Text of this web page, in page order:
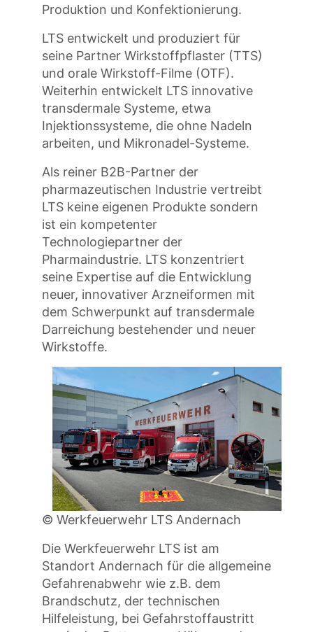
Produktion und Konfektionierung.
LTS entwickelt und produziert für
seine Partner Wirkstoffpflaster (TTS)
und orale Wirkstoff-Filme (OTF).
Weiterhin entwickelt LTS innovative
transdermale Systeme, etwa
Injektionssysteme, die ohne Nadeln
arbeiten, und Mikronadel-Systeme.
Als reiner B2B-Partner der
pharmazeutischen Industrie vertreibt
LTS keine eigenen Produkte sondern
ist ein kompetenter
Technologiepartner der
Pharmaindustrie. LTS konzentriert
seine Expertise auf die Entwicklung
neuer, innovativer Arzneiformen mit
dem Schwerpunkt auf transdermale
Darreichung bestehender und neuer
Wirkstoffe.
© Werkfeuerwehr LTS Andernach
Die Werkfeuerwehr LTS ist am
Standort Andernach für die allgemeine
Gefahrenabwehr wie z.B. dem
Brandschutz, der technischen
Hilfeleistung, bei Gefahrstoffaustritt